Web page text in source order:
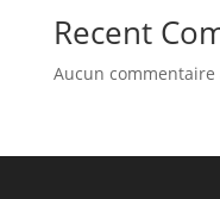
Recent
Aucun commentaire